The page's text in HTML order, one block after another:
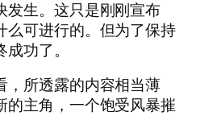
发生。这只是刚刚宣布
么可进行的。但为了保持
功了。
，所透露的内容相当薄
的主角，一个饱受风暴摧